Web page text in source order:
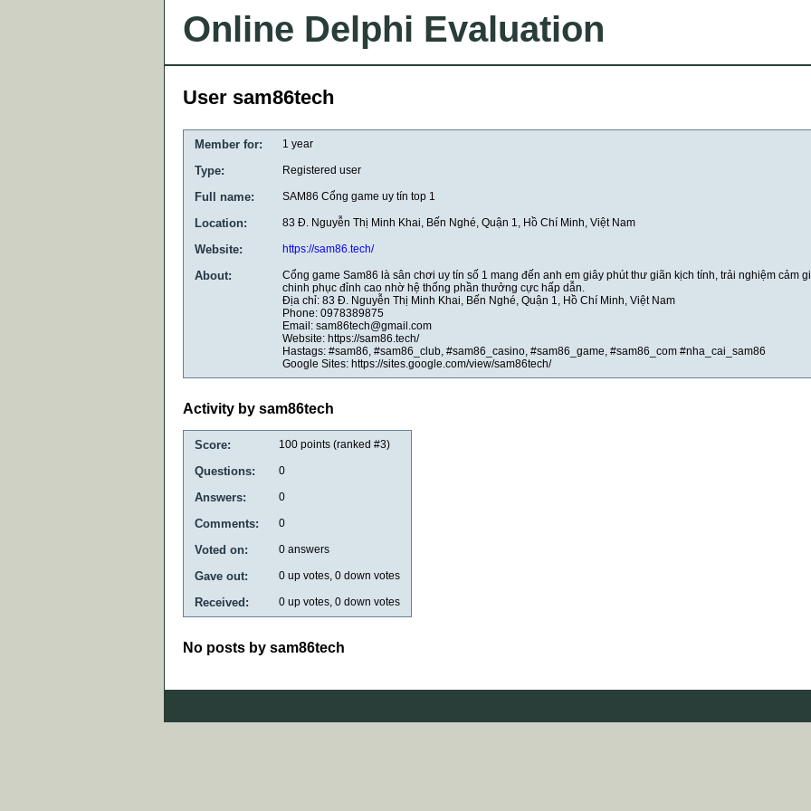
Online Delphi Evaluation
User sam86tech
Member for: 1 year
Type: Registered user
Full name: SAM86 Cổng game uy tín top 1
Location: 83 Đ. Nguyễn Thị Minh Khai, Bến Nghé, Quận 1, Hồ Chí Minh, Việt Nam
Website: https://sam86.tech/
About:
Cổng game Sam86 là sân chơi uy tín số 1 mang đến anh em giây phút thư giãn kịch tính, trải nghiệm cảm
chinh phục đỉnh cao nhờ hệ thống phần thưởng cực hấp dẫn.
Địa chỉ: 83 Đ. Nguyễn Thị Minh Khai, Bến Nghé, Quận 1, Hồ Chí Minh, Việt Nam
Phone: 0978389875
Email: sam86tech@gmail.com
Website: https://sam86.tech/
Hastags: #sam86, #sam86_club, #sam86_casino, #sam86_game, #sam86_com #nha_cai_sam86
Google Sites: https://sites.google.com/view/sam86tech/
Activity by sam86tech
Score: 100 points (ranked #3)
Questions: 0
Answers: 0
Comments: 0
Voted on: 0 answers
Gave out: 0 up votes, 0 down votes
Received: 0 up votes, 0 down votes
No posts by sam86tech